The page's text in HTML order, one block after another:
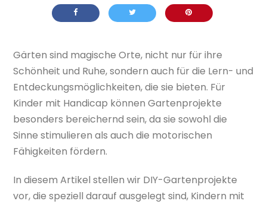
Gärten sind magische Orte, nicht nur für ihre
Schönheit und Ruhe, sondern auch für die Lern- und
Entdeckungsmöglichkeiten, die sie bieten. Für
Kinder mit Handicap können Gartenprojekte
besonders bereichernd sein, da sie sowohl die
Sinne stimulieren als auch die motorischen
Fähigkeiten fördern.
In diesem Artikel stellen wir DIY-Gartenprojekte
vor, die speziell darauf ausgelegt sind, Kindern mit